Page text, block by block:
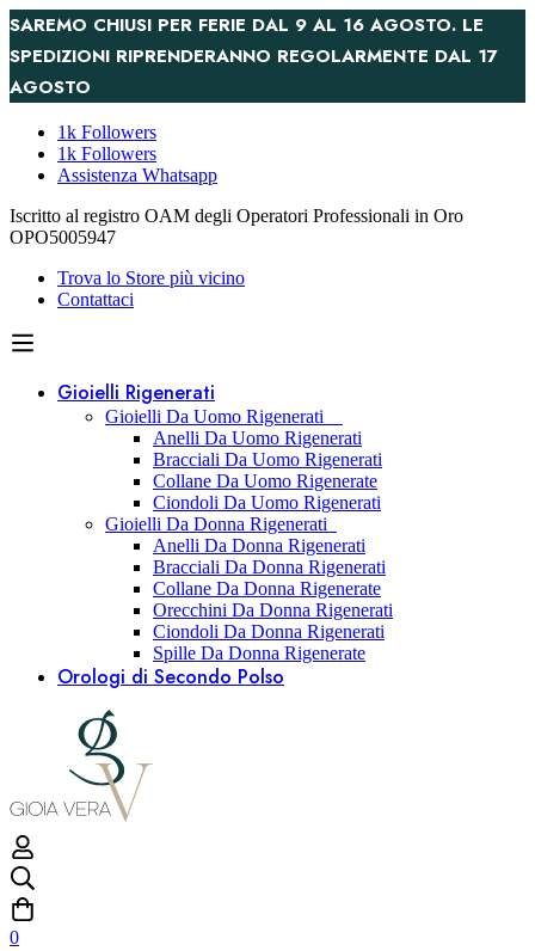
SAREMO CHIUSI PER FERIE DAL 9 AL 16 AGOSTO. LE
SPEDIZIONI RIPRENDERANNO REGOLARMENTE DAL 17
AGOSTO
1k Followers
1k Followers
Assistenza Whatsapp
Iscritto al registro OAM degli Operatori Professionali in Oro
OPO5005947
Trova lo Store più vicino
Contattaci
Gioielli Rigenerati
Gioielli Da Uomo Rigenerati
Anelli Da Uomo Rigenerati
Bracciali Da Uomo Rigenerati
Collane Da Uomo Rigenerate
Ciondoli Da Uomo Rigenerati
Gioielli Da Donna Rigenerati
Anelli Da Donna Rigenerati
Bracciali Da Donna Rigenerati
Collane Da Donna Rigenerate
Orecchini Da Donna Rigenerati
Ciondoli Da Donna Rigenerati
Spille Da Donna Rigenerate
Orologi di Secondo Polso
0